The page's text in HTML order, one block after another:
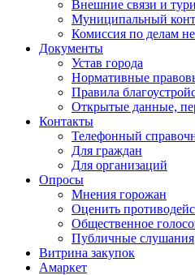
Внешние связи и
Муниципальный
Комиссия по делам
Документы
Устав города
Нормативные
Правила
Открытые данные,
Контакты
Телефонный
Для граждан
Для организаций
Опросы
Мнения горожан
Оценить
Общественное
Публичные слушания
Витрина закупок
Амаркет